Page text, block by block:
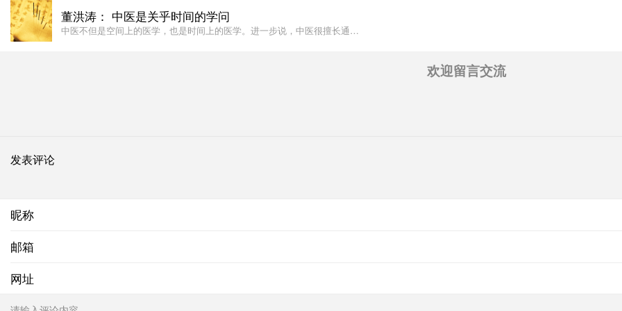
董洪涛： 中医是关乎时间的学问
中医不但是空间上的医学，也是时间上的医学。进一步说，中医很擅长通…
欢迎留言交流
发表评论
昵称
邮箱
网址